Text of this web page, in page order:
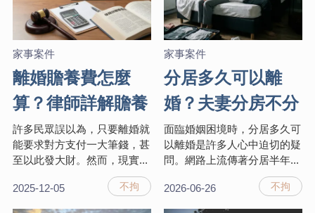
家事案件
離婚贍養費怎麼
算？律師詳解贍養
費意思、計算標準
與支付期限
許多民眾誤以為，只要離婚就
能要求對方支付一大筆錢，甚
至以此發大財。然而，現實...
2025-12-05 不拘
家事案件
分居多久可以離
婚？夫妻分房不分
居或未履行義務能
離婚嗎？離婚律師
帶你看懂判決
面臨婚姻困境時，分居多久可
以離婚是許多人心中迫切的疑
問。網路上流傳著分居半年...
2026-06-26 不拘